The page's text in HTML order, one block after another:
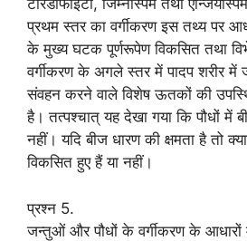
टेरिडोफाइटा, जिम्नोस्पर्म तथा
प्रथम स्तर का वर्गीकरण इस तथ्य पर
के मुख्य घटक पूर्णरूपेण विकसित तथा
वर्गीकरण के अगले स्तर में पादप शरीर में
संवहन करने वाले विशेष ऊतकों की
है। तत्पश्चात् यह देखा गया कि पौधों में
नहीं। यदि बीज धारण की क्षमता है तो
विकसित हुए हैं या नहीं।
प्रश्न 5.
जन्तुओं और पौधों के वर्गीकरण के आधारों